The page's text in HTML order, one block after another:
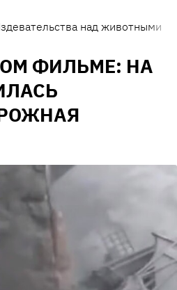
над животными
ФИЛЬМЕ: НА